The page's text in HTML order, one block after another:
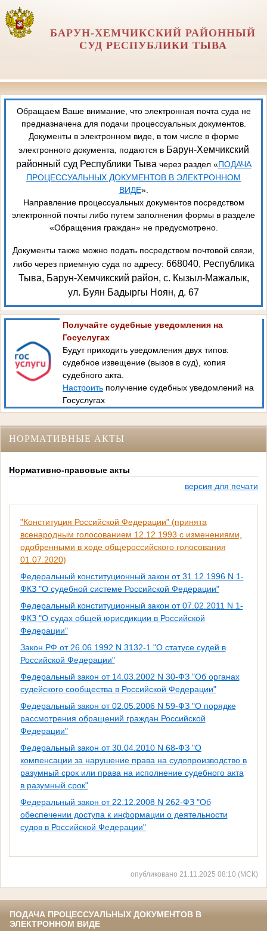
БАРУН-ХЕМЧИКСКИЙ РАЙОННЫЙ
СУД РЕСПУБЛИКИ ТЫВА
Обращаем Ваше внимание, что электронная почта суда не
предназначена для подачи процессуальных документов.
Документы в электронном виде, в том числе в форме
электронного документа, подаются в Барун-Хемчикский
районный суд Республики Тывачерез раздел «ПОДАЧА
ПРОЦЕССУАЛЬНЫХ ДОКУМЕНТОВ В ЭЛЕКТРОННОМ
ВИДЕ».
Направление процессуальных документов посредством
электронной почты либо путем заполнения формы в разделе
«Обращения граждан» не предусмотрено.
Документы также можно подать посредством почтовой связи,
либо через приемную суда по адресу: 668040, Республика
Тыва, Барун-Хемчикский район, с. Кызыл-Мажалык,
ул. Буян Бадыргы Ноян, д. 67
Получайте судебные уведомления на
Госуслугах
Будут приходить уведомления двух типов:
судебное извещение (вызов в суд), копия
судебного акта.
Настроить получение судебных уведомлений на
Госуслугах
НОРМАТИВНЫЕ АКТЫ
Нормативно-правовые акты
версия для печати
"Конституция Российской Федерации" (принята
всенародным голосованием 12.12.1993 с изменениями,
одобренными в ходе общероссийского голосования
01.07.2020)
Федеральный конституционный закон от 31.12.1996 N 1-
ФКЗ "О судебной системе Российской Федерации"
Федеральный конституционный закон от 07.02.2011 N 1-
ФКЗ "О судах общей юрисдикции в Российской
Федерации"
Закон РФ от 26.06.1992 N 3132-1 "О статусе судей в
Российской Федерации"
Федеральный закон от 14.03.2002 N 30-ФЗ "Об органах
судейского сообщества в Российской Федерации"
Федеральный закон от 02.05.2006 N 59-ФЗ "О порядке
рассмотрения обращений граждан Российской
Федерации"
Федеральный закон от 30.04.2010 N 68-ФЗ "О
компенсации за нарушение права на судопроизводство в
разумный срок или права на исполнение судебного акта
в разумный срок"
Федеральный закон от 22.12.2008 N 262-ФЗ "Об
обеспечении доступа к информации о деятельности
судов в Российской Федерации"
опубликовано 21.11.2025 08:10 (МСК)
ПОДАЧА ПРОЦЕССУАЛЬНЫХ ДОКУМЕНТОВ В
ЭЛЕКТРОННОМ ВИДЕ